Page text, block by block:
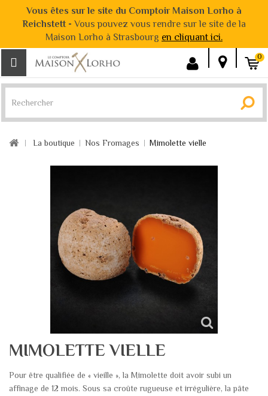
Vous êtes sur le site du Comptoir Maison Lorho à
Reichstett - Vous pouvez vous rendre sur le site de la
Maison Lorho à Strasbourg en cliquant ici.
0
La boutique Nos Fromages Mimolette vielle
MIMOLETTE VIELLE
Pour être qualifiée de « vieille », la Mimolette doit avoir subi un
affinage de 12 mois. Sous sa croûte rugueuse et irrégulière, la pâte